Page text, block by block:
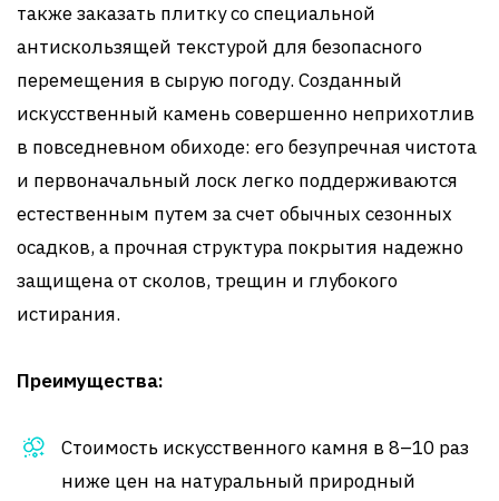
также заказать плитку со специальной
антискользящей текстурой для безопасного
перемещения в сырую погоду. Созданный
искусственный камень совершенно неприхотлив
в повседневном обиходе: его безупречная чистота
и первоначальный лоск легко поддерживаются
естественным путем за счет обычных сезонных
осадков, а прочная структура покрытия надежно
защищена от сколов, трещин и глубокого
истирания.
Преимущества:
Стоимость искусственного камня в 8–10 раз
ниже цен на натуральный природный